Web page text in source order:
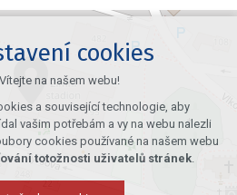
cookies
Vítejte na našem webu!
a související technologie, aby
vašim potřebám a vy na webu nalezli
cookies používané na našem webu
totožnosti uživatelů stránek.